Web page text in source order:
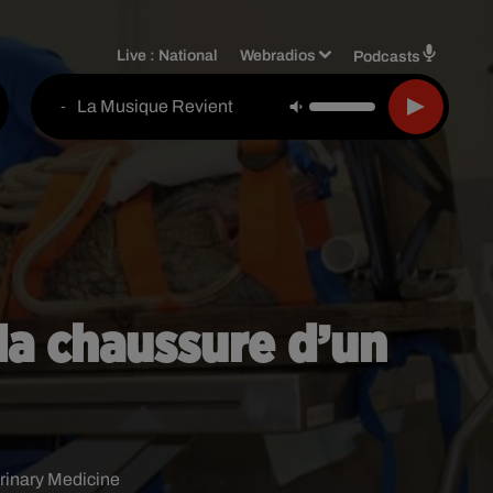
Live : National Webradios Podcasts
- La Musique Revient
chaussure d’un
Medicine